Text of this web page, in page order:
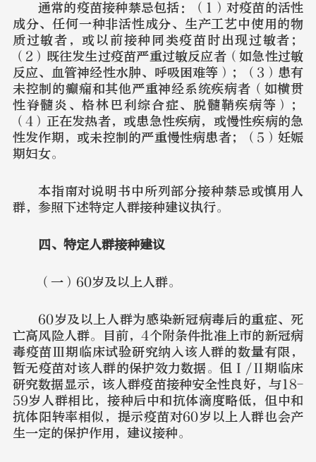
通常的疫苗接种禁忌包括：（1）对疫苗的活性
成分、任何一种非活性成分、生产工艺中使用的物
质过敏者，或以前接种同类疫苗时出现过敏者；
（2）既往发生过疫苗严重过敏反应者（如急性过敏
反应、血管神经性水肿、呼吸困难等）；（3）患有
未控制的癫痫和其他严重神经系统疾病者（如横贯
性脊髓炎、格林巴利综合症、脱髓鞘疾病等）；
（4）正在发热者，或患急性疾病，或慢性疾病的急
性发作期，或未控制的严重慢性病患者；（5）妊娠
期妇女。
本指南对说明书中所列部分接种禁忌或慎用人
群，参照下述特定人群接种建议执行。
四、特定人群接种建议
（一）60岁及以上人群。
60岁及以上人群为感染新冠病毒后的重症、死
亡高风险人群。目前，4个附条件批准上市的新冠病
毒疫苗Ⅲ期临床试验研究纳入该人群的数量有限，
暂无疫苗对该人群的保护效力数据。但Ⅰ/Ⅱ期临床
研究数据显示，该人群疫苗接种安全性良好，与18-
59岁人群相比，接种后中和抗体滴度略低，但中和
抗体阳转率相似，提示疫苗对60岁以上人群也会产
生一定的保护作用，建议接种。